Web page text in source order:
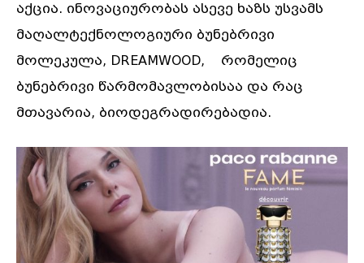
აქცია. ინოვაციურობას ასევე ხაზს უსვამს
მაღალტექნოლოგიური ბუნებრივი
მოლეკულა, DREAMWOOD, რომელიც
ბუნებრივი წარმომავლობისაა და რაც
მთავარია, ბიოდეგრადირებადია.